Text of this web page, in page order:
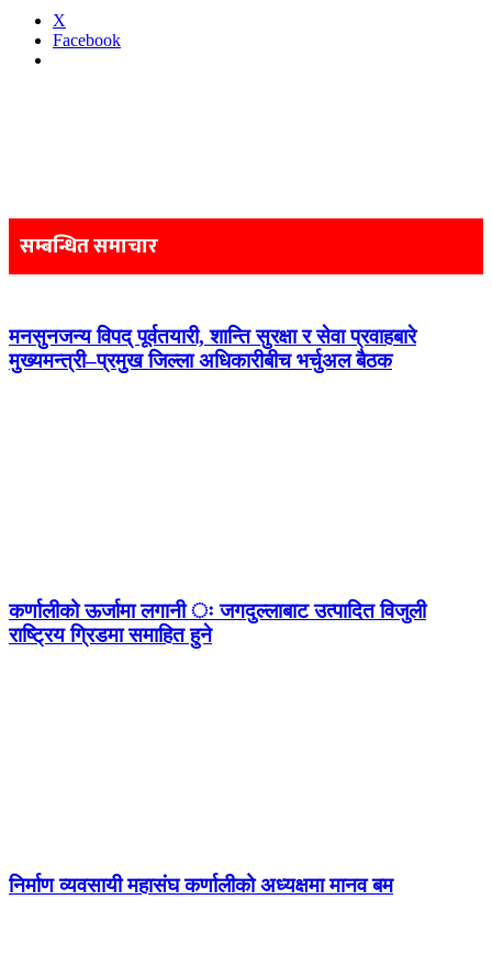
X
Facebook
navigation
सम्बन्धित समाचार
मनसुनजन्य विपद् पूर्वतयारी, शान्ति सुरक्षा र सेवा प्रवाहबारे
मुख्यमन्त्री–प्रमुख जिल्ला अधिकारीबीच भर्चुअल बैठक
कर्णालीको ऊर्जामा लगानी ः जगदुल्लाबाट उत्पादित विजुली
राष्ट्रिय ग्रिडमा समाहित हुने
निर्माण व्यवसायी महासंघ कर्णालीको अध्यक्षमा मानव बम